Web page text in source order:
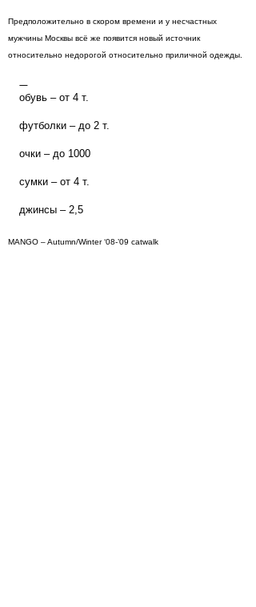
Предположительно в скором времени и у несчастных
мужчины Москвы всё же появится новый источник
относительно недорогой относительно приличной одежды.
обувь – от 4 т.
футболки – до 2 т.
очки – до 1000
сумки – от 4 т.
джинсы – 2,5
MANGO – Autumn/Winter ‘08-’09 catwalk